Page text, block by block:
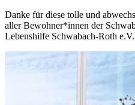
Danke für diese tolle und
aller Bewohner*innen der
Lebenshilfe Schwabach-Roth